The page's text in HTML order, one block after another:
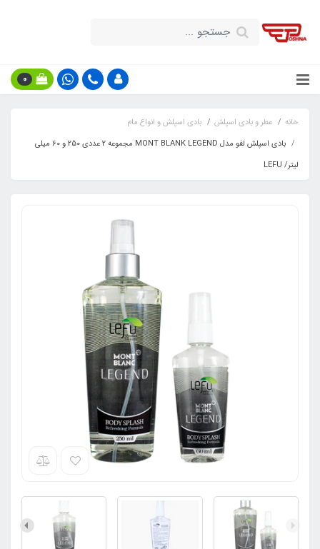
0
خانه عطر و بادی اسپلش
بادی اسپلش و انواع مام
بادی اسپلش لفو مدل MONT BLANK LEGEND مجموعه 2 عددی 250 و 60 میلی
لیتر/ LEFU